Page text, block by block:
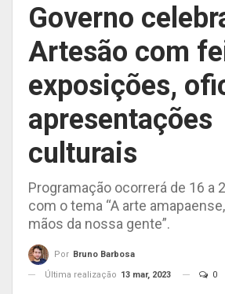
Governo
Artesão com
exposições,
apresentações
culturais
Programação ocorrerá de 16 a
com o tema “A arte
mãos da nossa gente”.
Por Bruno Barbosa
Última realização 13 mar, 2023 0